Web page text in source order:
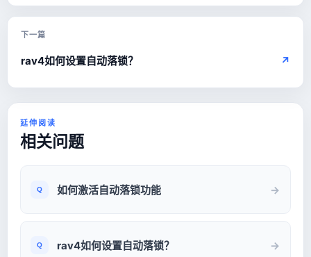
下一篇
rav4如何设置自动落锁？ ↗
延伸阅读
相关问题
如何激活自动落锁功能
rav4如何设置自动落锁？